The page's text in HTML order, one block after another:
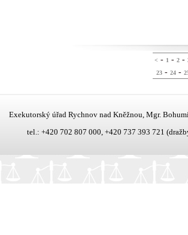
< - 1- 2-
23 - 24 -
Exekutorský úřad Rychnov nad Kněžnou, Mgr.
tel.: +420 702 807 000, +420 737 393 721